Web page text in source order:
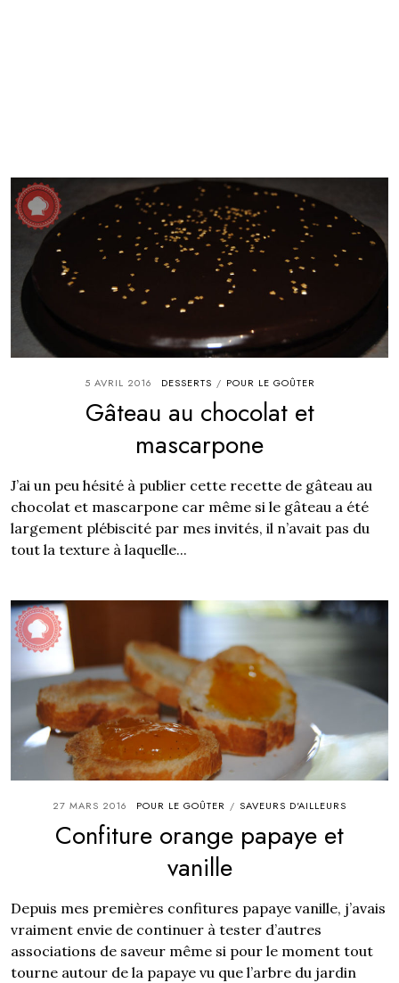
5 AVRIL 2016 DESSERTS / POUR LE GOÛTER
Gâteau au chocolat et
mascarpone
J’ai un peu hésité à publier cette recette de gâteau au
chocolat et mascarpone car même si le gâteau a été
largement plébiscité par mes invités, il n’avait pas du
tout la texture à laquelle...
27 MARS 2016 POUR LE GOÛTER / SAVEURS D'AILLEURS
Confiture orange papaye et
vanille
Depuis mes premières confitures papaye vanille, j’avais
vraiment envie de continuer à tester d’autres
associations de saveur même si pour le moment tout
tourne autour de la papaye vu que l’arbre du jardin